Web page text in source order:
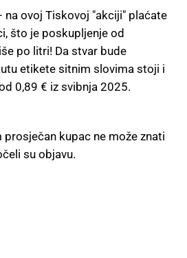
na ovoj Tiskovoj "akciji" plaćate
što je poskupljenje od
po litri! Da stvar bude
etikete sitnim slovima stoji i
0,89 € iz svibnja 2025.
kupac ne može znati
su objavu.